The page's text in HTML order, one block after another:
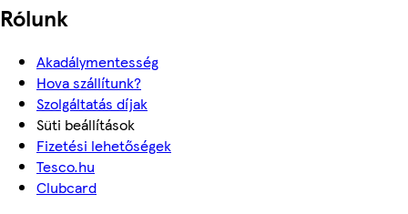
Rólunk
Akadálymentesség
Hova szállítunk?
Szolgáltatás díjak
Süti beállítások
Fizetési lehetőségek
Tesco.hu
Clubcard